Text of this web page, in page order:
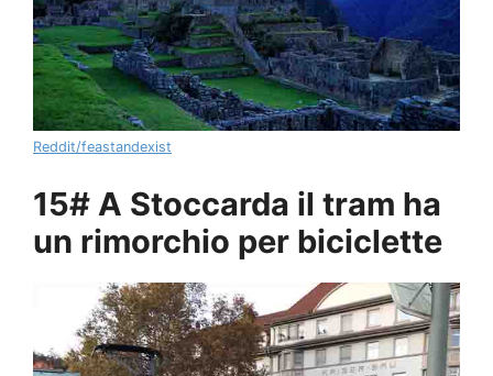
Reddit/feastandexist
15# A Stoccarda il tram ha
un rimorchio per biciclette